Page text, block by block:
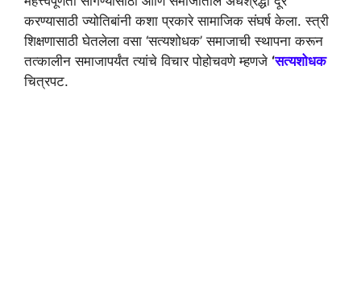
करण्यासाठी ज्योतिबांनी कशा प्रकारे सामाजिक संघर्ष केला. स्त्री
शिक्षणासाठी घेतलेला वसा ‘सत्यशोधक’ समाजाची स्थापना करून
तत्कालीन समाजापर्यंत त्यांचे विचार पोहोचवणे म्हणजे ‘सत्यशोधक
चित्रपट.